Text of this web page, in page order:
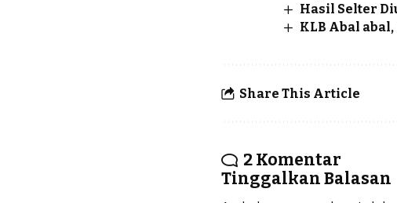
Hasil Selter
KLB Abal
Share This Article
2 Komentar
Tinggalkan Balasan